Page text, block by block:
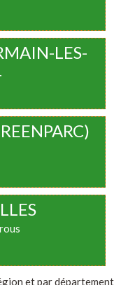
LES-
et par département